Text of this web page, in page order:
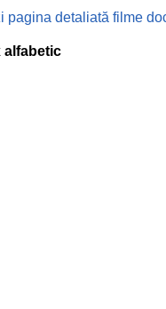
pagina detaliată filme
alfabetic